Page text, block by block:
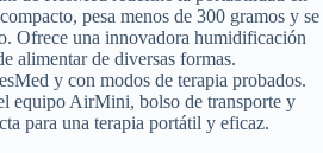
pesa menos de 300 gramos y se
Ofrece una innovadora humidificación
alimentar de diversas formas.
y con modos de terapia probados.
equipo AirMini, bolso de transporte y
para una terapia portátil y eficaz.